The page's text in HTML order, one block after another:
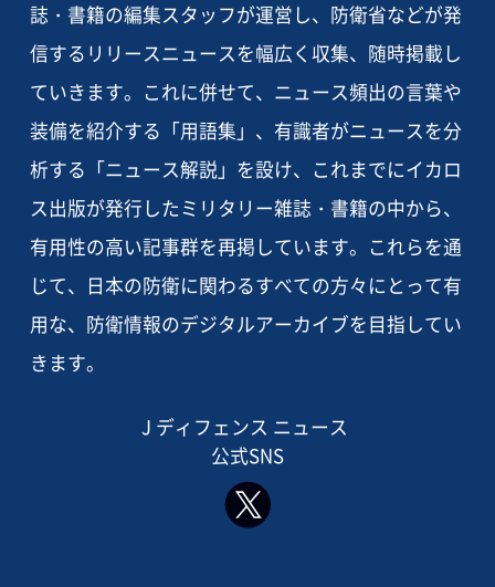
誌・書籍の編集スタッフが運営し、防衛省などが発
信するリリースニュースを幅広く収集、随時掲載し
ていきます。これに併せて、ニュース頻出の言葉や
装備を紹介する「用語集」、有識者がニュースを分
析する「ニュース解説」を設け、これまでにイカロ
ス出版が発行したミリタリー雑誌・書籍の中から、
有用性の高い記事群を再掲しています。これらを通
じて、日本の防衛に関わるすべての方々にとって有
用な、防衛情報のデジタルアーカイブを目指してい
きます。
J ディフェンス ニュース
公式SNS